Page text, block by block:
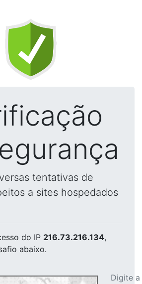
tentativas de
a sites hospedados
do IP 216.73.216.134,
abaixo.
Digite